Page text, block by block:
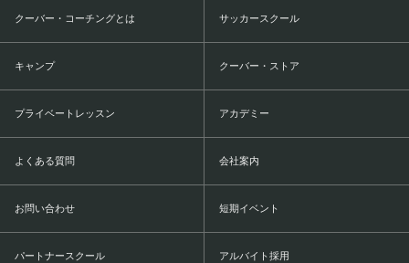
クーバー・コーチングとは サッカースクール
キャンプ クーバー・ストア
プライベートレッスン アカデミー
よくある質問 会社案内
お問い合わせ 短期イベント
パートナースクール アルバイト採用